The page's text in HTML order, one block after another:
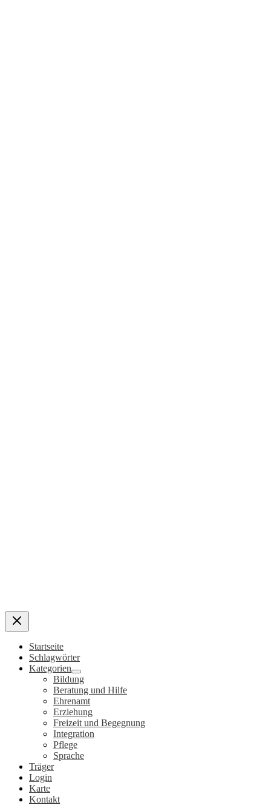
Startseite
Schlagwörter
Kategorien
Bildung
Beratung und Hilfe
Ehrenamt
Erziehung
Freizeit und Begegnung
Integration
Pflege
Sprache
Träger
Login
Karte
Kontakt